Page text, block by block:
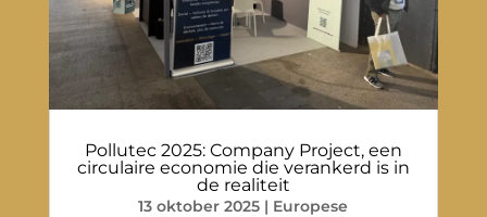
Pollutec 2025: Company Project, een
circulaire economie die verankerd is in
de realiteit
13 oktober 2025 | Europese